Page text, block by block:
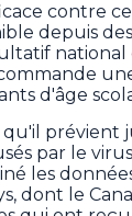
contre
depuis
national
d'âge
prévient
par le
les
dont le